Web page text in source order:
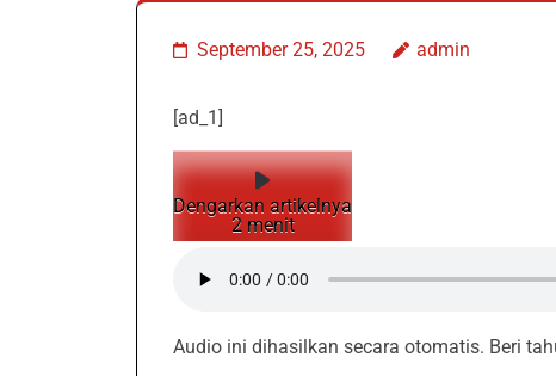
September 25, 2025 admin
[ad_1]
Dengarkan artikelnya
2 menit
Audio ini dihasilkan secara otomatis. Beri